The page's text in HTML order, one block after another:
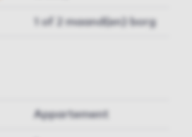
1 of 2 maand(en) borg
Appartement